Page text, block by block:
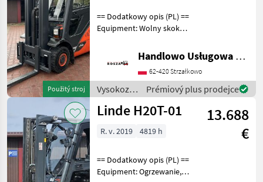
Použitý stroj
== Dodatkowy opis (PL) ==
Equipment: Wolny skok
Pełna kabina Additional
info: Stan: Bardzo dobry,
Możliwość UDT Palivo: plyn,
typ stožia
Handlowo Usługowa Alanex Alan Roszak
62-420 Strzałkowo
Vysokozdvižné
vozíky a
skladová
Linde
Prémiový plus prodejce
Linde H20T-01
13.688
€
R. v. 2019 4819 h
== Dodatkowy opis (PL) ==
Equipment: Ogrzewanie,